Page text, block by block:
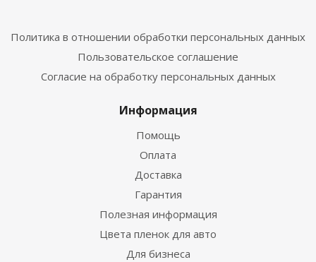
Политика в отношении обработки персональных данных
Пользовательское соглашение
Согласие на обработку персональных данных
Информация
Помощь
Оплата
Доставка
Гарантия
Полезная информация
Цвета пленок для авто
Для бизнеса